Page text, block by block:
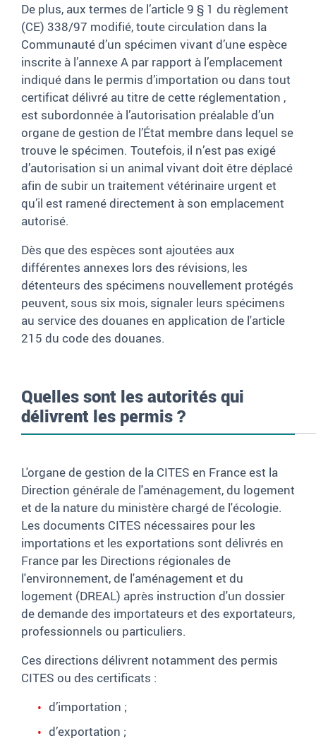
De plus, aux termes de l’article 9 § 1 du règlement
(CE) 338/97 modifié, toute circulation dans la
Communauté d’un spécimen vivant d’une espèce
inscrite à l’annexe A par rapport à l’emplacement
indiqué dans le permis d’importation ou dans tout
certificat délivré au titre de cette réglementation ,
est subordonnée à l’autorisation préalable d’un
organe de gestion de l’État membre dans lequel se
trouve le spécimen. Toutefois, il n’est pas exigé
d’autorisation si un animal vivant doit être déplacé
afin de subir un traitement vétérinaire urgent et
qu’il est ramené directement à son emplacement
autorisé.
Dès que des espèces sont ajoutées aux
différentes annexes lors des révisions, les
détenteurs des spécimens nouvellement protégés
peuvent, sous six mois, signaler leurs spécimens
au service des douanes en application de l'article
215 du code des douanes.
Quelles sont les autorités qui
délivrent les permis ?
L'organe de gestion de la CITES en France est la
Direction générale de l'aménagement, du logement
et de la nature du ministère chargé de l'écologie.
Les documents CITES nécessaires pour les
importations et les exportations sont délivrés en
France par les Directions régionales de
l'environnement, de l'aménagement et du
logement (DREAL) après instruction d'un dossier
de demande des importateurs et des exportateurs,
professionnels ou particuliers.
Ces directions délivrent notamment des permis
CITES ou des certificats :
d’importation ;
d’exportation ;